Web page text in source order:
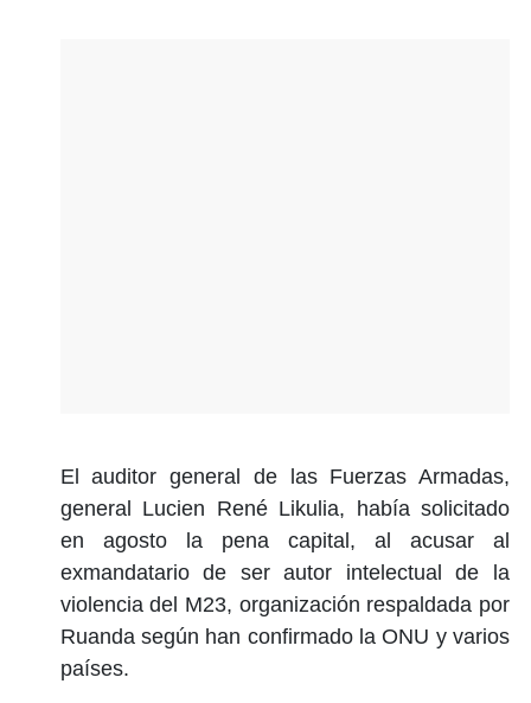
El auditor general de las Fuerzas Armadas,
general Lucien René Likulia, había solicitado
en agosto la pena capital, al acusar al
exmandatario de ser autor intelectual de la
violencia del M23, organización respaldada por
Ruanda según han confirmado la ONU y varios
países.